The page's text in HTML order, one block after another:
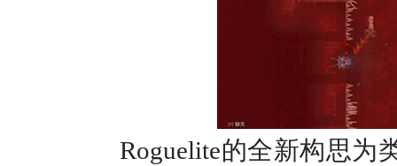
Roguelite的全新构思为